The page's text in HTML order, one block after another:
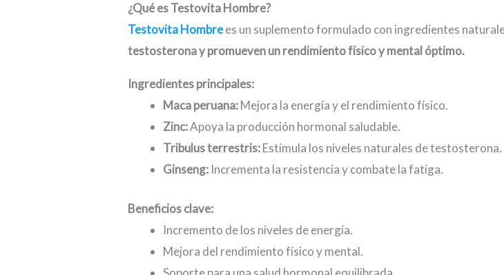
¿Qué es Testovita Hombre?
Testovita Hombrees un suplemento formulado con ingredientes
testosterona y promueven un rendimiento físico y mental óptimo.
Ingredientes principales:
Maca peruana:Mejora la energía y el rendimiento físico.
Zinc:Apoya la producción hormonal saludable.
Tribulus terrestris:Estimula los niveles naturales de testosterona.
Ginseng: Incrementa la resistencia y combate la fatiga.
Beneficios clave:
Incremento de los niveles de energía.
Mejora del rendimiento físico y mental.